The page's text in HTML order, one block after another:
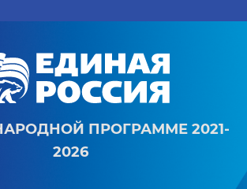
ПРОГРАММЕ 2021-
2026